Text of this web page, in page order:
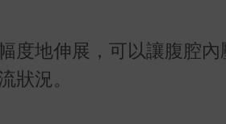
度地伸展，可以讓腹腔
狀況。